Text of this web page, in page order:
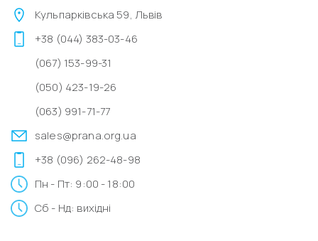
Кульпарківська 59, Львів
+38 (044) 383-03-46
(067) 153-99-31
(050) 423-19-26
(063) 991-71-77
sales@prana.org.ua
+38 (096) 262-48-98
Пн - Пт: 9:00 - 18:00
Сб - Нд: вихідні